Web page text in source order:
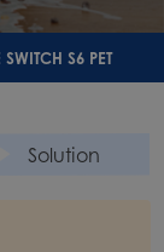
S6 PET
Solution